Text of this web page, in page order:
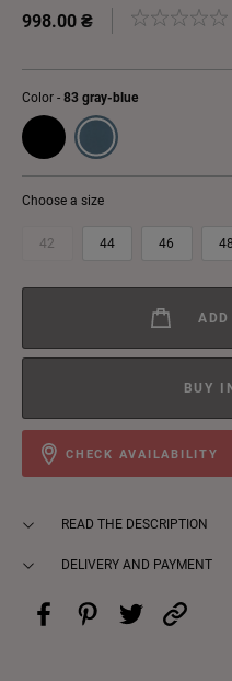
998.00 ₴
Color - 83 gray-blue
Choose a size
42 44 46 48
BUY
CHECK AVAILABILITY
READ THE DESCRIPTION
DELIVERY AND PAYMENT